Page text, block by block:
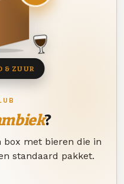
?
box met bieren die in
standaard pakket.
& ZUUR